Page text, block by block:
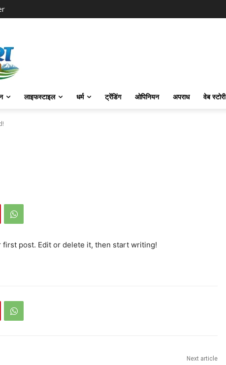
लाइफस्‍टाइल धर्म ट्रेंडिंग ओपिनियन अपराध वेब स्टोरी
first post. Edit or delete it, then start writing!
Next article